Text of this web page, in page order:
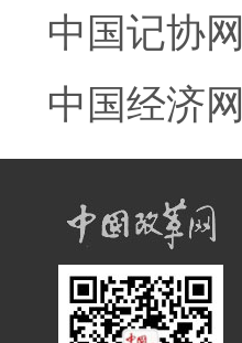
中国记协网
中国经济网